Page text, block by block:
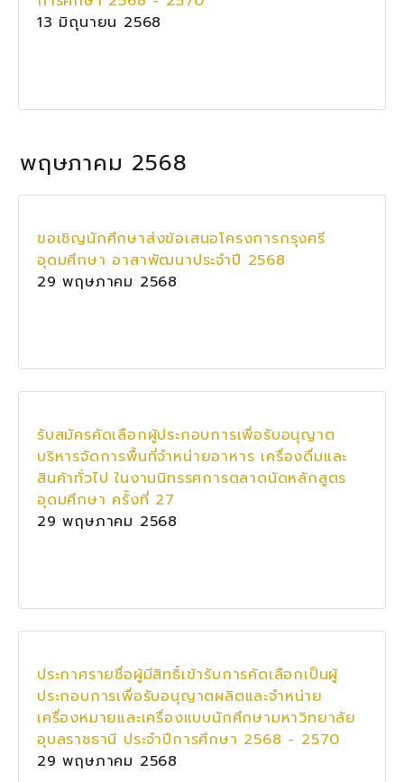
13 มิถุนายน 2568
พฤษภาคม 2568
ขอเชิญนักศึกษาส่งข้อเสนอโครงการกรุงศรี
อุดมศึกษา อาสาพัฒนาประจำปี 2568
29 พฤษภาคม 2568
รับสมัครคัดเลือกผู้ประกอบการเพื่อรับอนุญาต
บริหารจัดการพื้นที่จำหน่ายอาหาร เครื่องดื่มและ
สินค้าทั่วไป ในงานนิทรรศการตลาดนัดหลักสูตร
อุดมศึกษา ครั้งที่ 27
29 พฤษภาคม 2568
ประกาศรายชื่อผู้มีสิทธิ์เข้ารับการคัดเลือกเป็นผู้
ประกอบการเพื่อรับอนุญาตผลิตและจำหน่าย
เครื่องหมายและเครื่องแบบนักศึกษามหาวิทยาลัย
อุบลราชธานี ประจำปีการศึกษา 2568 - 2570
29 พฤษภาคม 2568